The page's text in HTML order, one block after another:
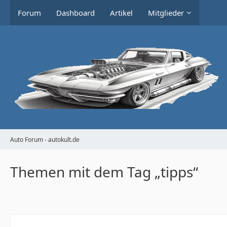
Forum Dashboard Artikel Mitglieder
Auto Forum - autokult.de
Themen mit dem Tag „tipps“